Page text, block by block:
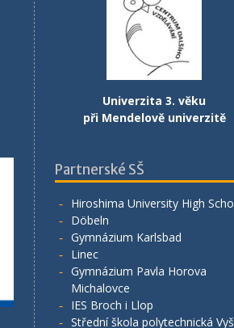
Univerzita 3. věku
při Mendelově univerzitě
Partnerské SŠ
Hiroshima University High
Döbeln
Gymnázium Karlsbad
Linec
Gymnázium Pavla Horova
Michalovce
IES Broch i Llop
Střední škola polytechnická